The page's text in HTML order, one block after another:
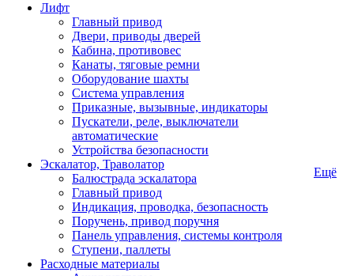
Лифт
Главный привод
Двери, приводы дверей
Кабина, противовес
Канаты, тяговые ремни
Оборудование шахты
Система управления
Приказные, вызывные, индикаторы
Пускатели, реле, выключатели
автоматические
Устройства безопасности
Эскалатор, Траволатор
Балюстрада эскалатора
Главный привод
Индикация, проводка, безопасность
Поручень, привод поручня
Панель управления, системы контроля
Ступени, паллеты
Расходные материалы
Ещё